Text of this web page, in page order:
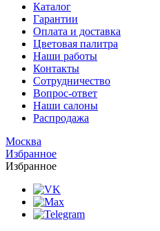
Каталог
Гарантии
Оплата и доставка
Цветовая палитра
Наши работы
Контакты
Сотрудничество
Вопрос-ответ
Наши салоны
Распродажа
Москва
Избранное
Избранное